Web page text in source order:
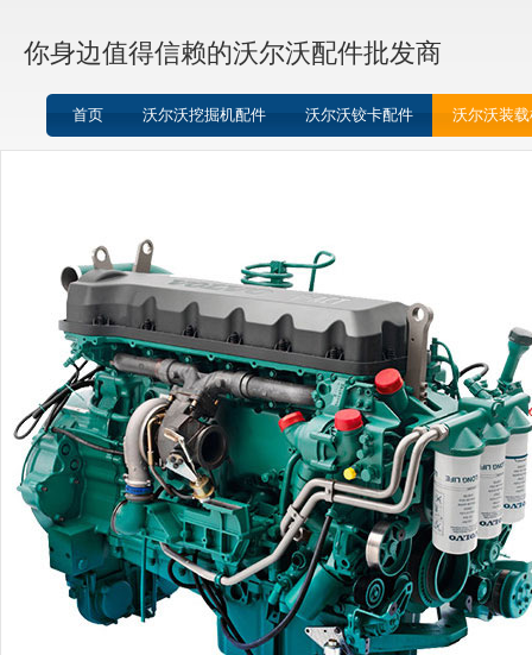
你身边值得信赖的沃尔沃配件批发商
首页 沃尔沃挖掘机配件 沃尔沃铰卡配件 沃尔沃装